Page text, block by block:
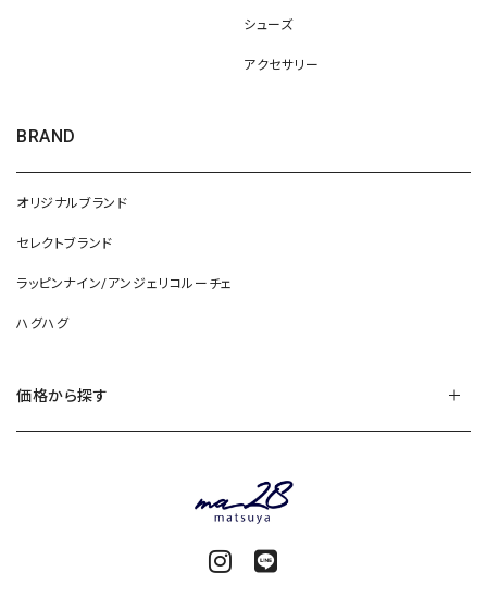
シューズ
アクセサリー
BRAND
オリジナルブランド
セレクトブランド
ラッピンナイン/アンジェリコルーチェ
ハグハグ
価格から探す